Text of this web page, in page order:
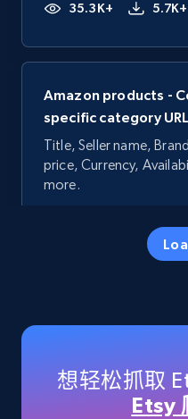
35.3K+ 5.7K+
Amazon products -
specific category URL
Title, Seller name,
price, Currency,
more.
5.7K+
Title, Seller name,
price, Currency,
想轻松抓取
Etsy